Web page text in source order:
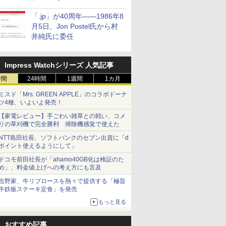
「.jp」が40周年――1986年8
月5日、Jon Postel氏から村
井純氏に委任
Impress Watchシリーズ 人気記事
24時間 1週間 1カ月
スド「Mrs. GREEN APPLE」のコラボドーナ
4種、いよいよ発売！
家電レビュー】手ごわい雑草との戦い、コメ
の草刈機で完全勝利 掃除機感覚で使えた
島田社長、ソフトバンクのセブン出資に「d
イント使えるようにして」
コモ前田社長が「ahamo40GB化は検証のた
」、料金値上げへの考え方にも言及
野家、牛リブロースを熱々で提供する「極旨
鉄板ステーキ定食」を発売
もっと見る